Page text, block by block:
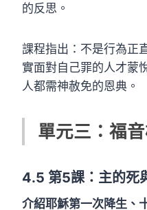
的反思。
課程指出：不是行為正
實面對自己罪的人才蒙
人都需神赦免的恩典。
單元三：福
4.5 第5課：主的死
介紹耶穌第一次降生、